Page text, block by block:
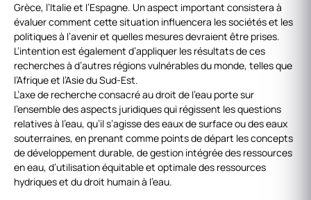
Grèce, l’Italie et l’Espagne. Un aspect important consistera à
évaluer comment cette situation influencera les sociétés et les
politiques à l’avenir et quelles mesures devraient être prises.
L’intention est également d’appliquer les résultats de ces
recherches à d’autres régions vulnérables du monde, telles que
l’Afrique et l’Asie du Sud-Est.
L’axe de recherche consacré au droit de l’eau porte sur
l’ensemble des aspects juridiques qui régissent les questions
relatives à l’eau, qu’il s’agisse des eaux de surface ou des eaux
souterraines, en prenant comme points de départ les concepts
de développement durable, de gestion intégrée des ressources
en eau, d’utilisation équitable et optimale des ressources
hydriques et du droit humain à l’eau.